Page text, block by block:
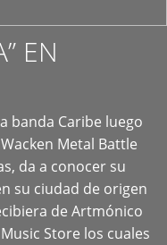
EN
banda Caribe luego
Metal Battle
da a conocer su
su ciudad de origen
de Artmónico
Store los cuales